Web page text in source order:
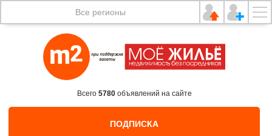
Все регионы
Всего 5780объявлений на сайте
ПОДПИСКА